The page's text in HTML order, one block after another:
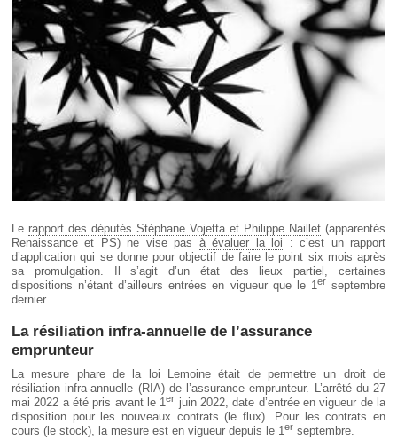
IT
Le rapport des députés Stéphane Vojetta et Philippe Naillet (apparentés
Renaissance et PS) ne vise pas à évaluer la loi : c’est un rapport
d’application qui se donne pour objectif de faire le point six mois après
sa promulgation. Il s’agit d’un état des lieux partiel, certaines
dispositions n’étant d’ailleurs entrées en vigueur que le 1er septembre
dernier.
La résiliation infra-annuelle de l’assurance
emprunteur
La mesure phare de la loi Lemoine était de permettre un droit de
résiliation infra-annuelle (RIA) de l’assurance emprunteur. L’arrêté du 27
mai 2022 a été pris avant le 1er juin 2022, date d’entrée en vigueur de la
disposition pour les nouveaux contrats (le flux). Pour les contrats en
cours (le stock), la mesure est en vigueur depuis le 1er septembre.